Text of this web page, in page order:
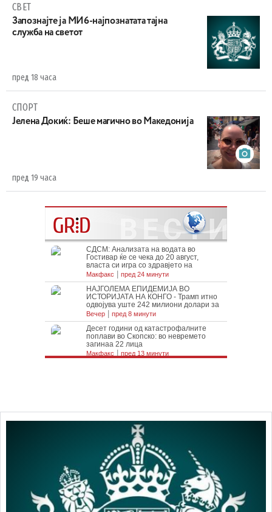
СВЕТ
Запознајте ја МИ6-најпознатата тајна
служба на светот
пред 18 часа
СПОРТ
Јелена Докиќ: Беше магично во Македонија
пред 19 часа